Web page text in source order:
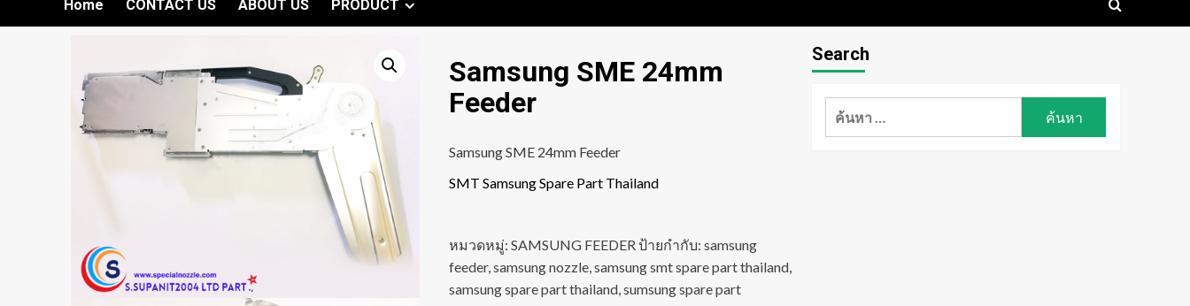
Home CONTACT US ABOUT US PRODUCT
Samsung SME 24mm
Feeder
Samsung SME 24mm Feeder
SMT Samsung Spare Part Thailand
หมวดหมู่: SAMSUNG FEEDERป้ายกำกับ: samsung
feeder,samsung nozzle,samsung smt spare part thailand,
samsung spare part thailand,sumsung spare part
Search
ค้นหา